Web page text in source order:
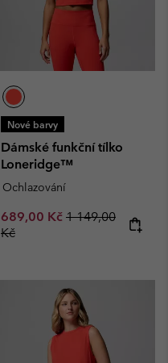
Nové barvy
Dámské funkční tílko
Loneridge™
Ochlazování
Sale price:
689,00 Kč Regular price:
1 149,00
Kč